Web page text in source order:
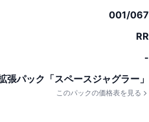
001/067
RR
-
張パック「スペースジャグラー」
このパックの価格表を見る